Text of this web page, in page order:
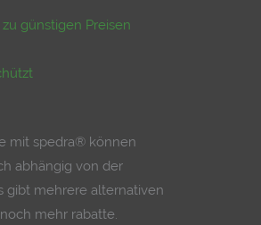
günstigen Preisen
mit spedra® können
abhängig von der
gibt mehrere alternativen
mehr rabatte.